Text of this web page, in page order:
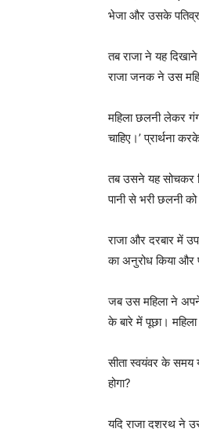
भेजा और उसके
तब राजा ने यह
राजा जनक ने उस
महिला छलनी लेकर
चाहिए।’ प्रार्थना
तब उसने यह सोचकर
पानी से भरी छलनी
राजा और दरबार में
का अनुरोध किया और
जब उस महिला ने अपने
के बारे में पूछा। महिला
सीता स्वयंवर के समय
होगा?
यदि राजा दशरथ ने